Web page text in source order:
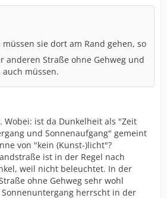
müssen sie dort am Rand gehen, so
anderen Straße ohne Gehweg und
müssen.
Wobei: ist da Dunkelheit als "Zeit
und Sonnenaufgang" gemeint
von "kein (Kunst-)licht"?
ist in der Regel nach
weil nicht beleuchtet. In der
ohne Gehweg sehr wohl
herrscht in der